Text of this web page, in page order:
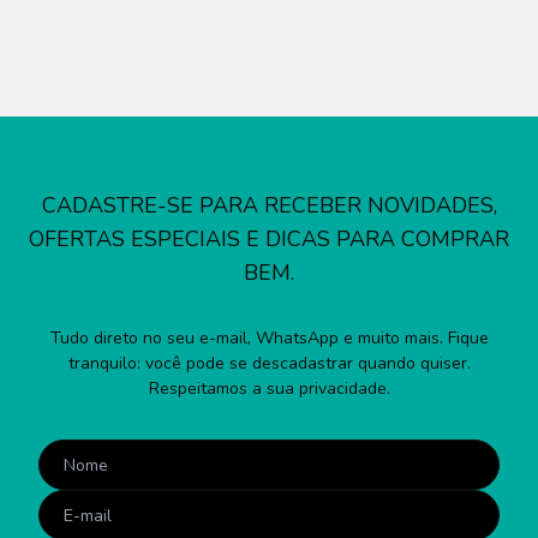
CADASTRE-SE PARA RECEBER NOVIDADES,
OFERTAS ESPECIAIS E DICAS PARA COMPRAR
BEM.
Tudo direto no seu e-mail, WhatsApp e muito mais. Fique
tranquilo: você pode se descadastrar quando quiser.
Respeitamos a sua privacidade.